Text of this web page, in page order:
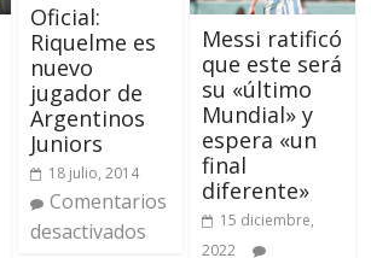
Oficial:
Riquelme es
nuevo
jugador de
Argentinos
Juniors
18 julio, 2014
Comentarios
desactivados
Messi ratificó
que este será
su «último
Mundial» y
espera «un
final
diferente»
15 diciembre,
2022